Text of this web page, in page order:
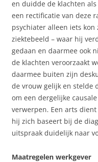
en duidde de klachten
een rectificatie van deze
psychiater alleen iets
ziektebeeld – waar hij
gedaan en daarmee ook
de klachten veroorzaakt
daarmee buiten zijn
de vrouw gelijk en stelde
om een dergelijke
verwerpen. Een arts
hij zich baseert bij de
uitspraak duidelijk naar
Maatregelen werkgever